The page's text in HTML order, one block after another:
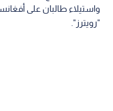
واستيلاء طالبان على
"رويترز".